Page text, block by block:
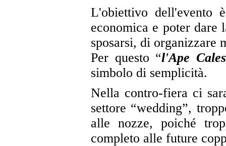
L'obiettivo dell'evento
economica e poter dare
sposarsi, di organizzare
Per questo “l'Ape
simbolo di semplicità.
Nella contro-fiera ci
settore “wedding”,
alle nozze, poiché
completo alle future